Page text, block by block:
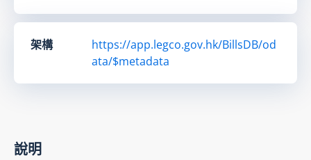
架構
https://app.legco.gov.hk/BillsDB/od
ata/$metadata
說明